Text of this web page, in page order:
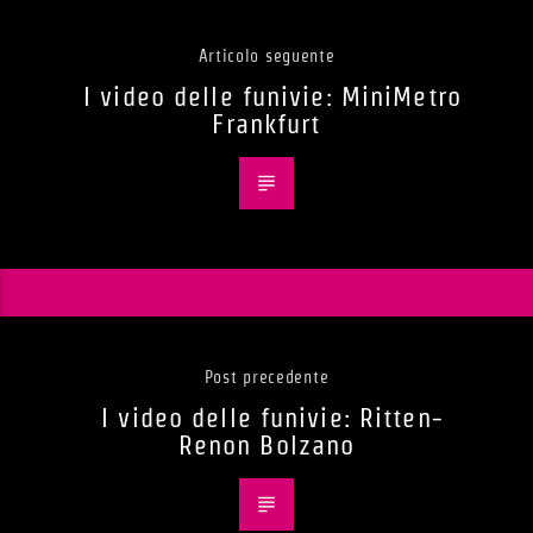
Articolo seguente
I video delle funivie: MiniMetro
Frankfurt
Post precedente
I video delle funivie: Ritten-
Renon Bolzano